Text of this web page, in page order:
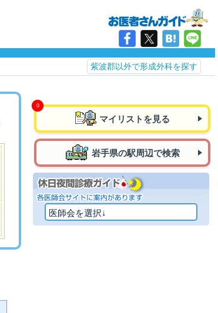
紫波郡以外で形成外科を探す
マイリストを見る
岩手県の駅周辺で検索